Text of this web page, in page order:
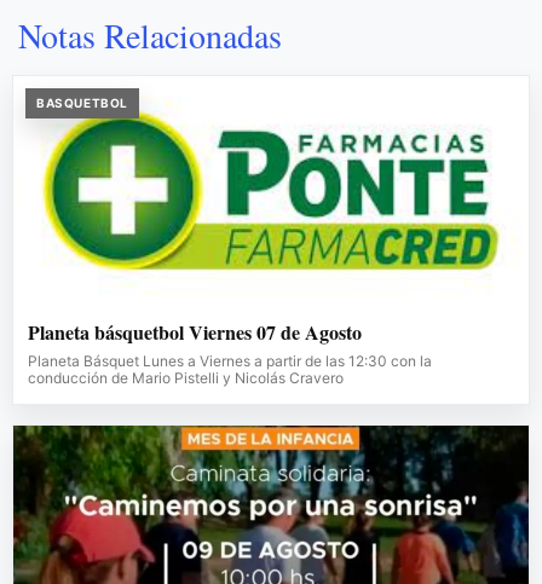
Notas Relacionadas
BASQUETBOL
Planeta básquetbol Viernes 07 de Agosto
Planeta Básquet Lunes a Viernes a partir de las 12:30 con la
conducción de Mario Pistelli y Nicolás Cravero